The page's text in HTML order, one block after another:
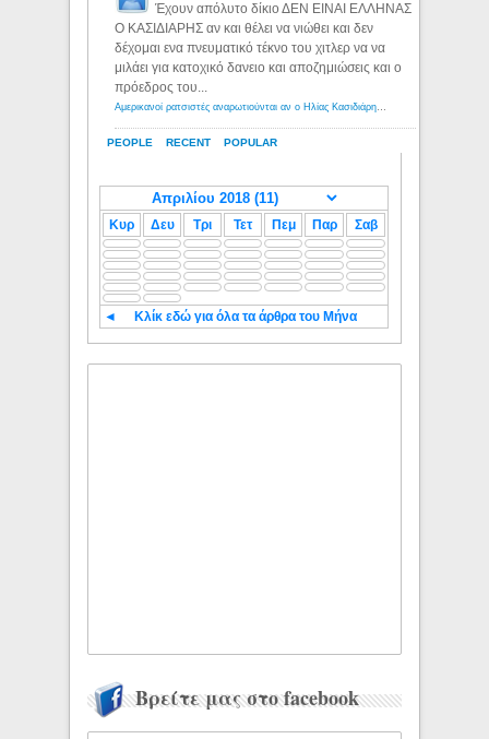
PEOPLE RECENT POPULAR
Έχουν απόλυτο δίκιο ΔΕΝ ΕΙΝΑΙ ΕΛΛΗΝΑΣ
Ο ΚΑΣΙΔΙΑΡΗΣ αν και θέλει να νιώθει και δεν
δέχομαι ενα πνευματικό τέκνο του χιτλερ να να
μιλάει για κατοχικό δανειο και αποζημιώσεις και ο
πρόεδρος του...
Αμερικανοί ρατσιστές αναρωτιούνται αν ο Ηλίας Κασιδιάρης ανήκει στη λευκή φυλή... - Λόγιος Ερμής
Κυρ Δευ Τρι Τετ Πεμ Παρ Σαβ
◄ Κλίκ εδώ για όλα τα άρθρα του Μήνα
Βρείτε μας στο facebook